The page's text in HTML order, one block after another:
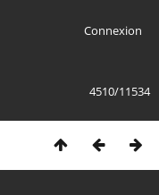
Connexion
4510/11534